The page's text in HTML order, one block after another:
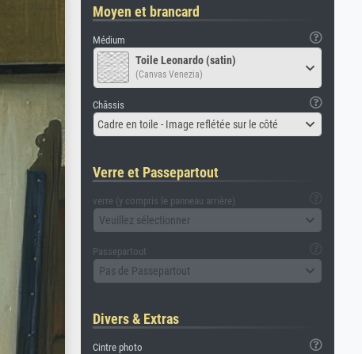
Moyen et brancard
Médium
Toile Leonardo (satin)
(Canvas Venezia)
Châssis
Cadre en toile - Image reflétée sur le côté
Verre et Passepartout
verre (y compris le panneau arrière)
Veuillez sélectionner
Passepartout
Pas de Passepartout
Divers & Extras
Cintre photo